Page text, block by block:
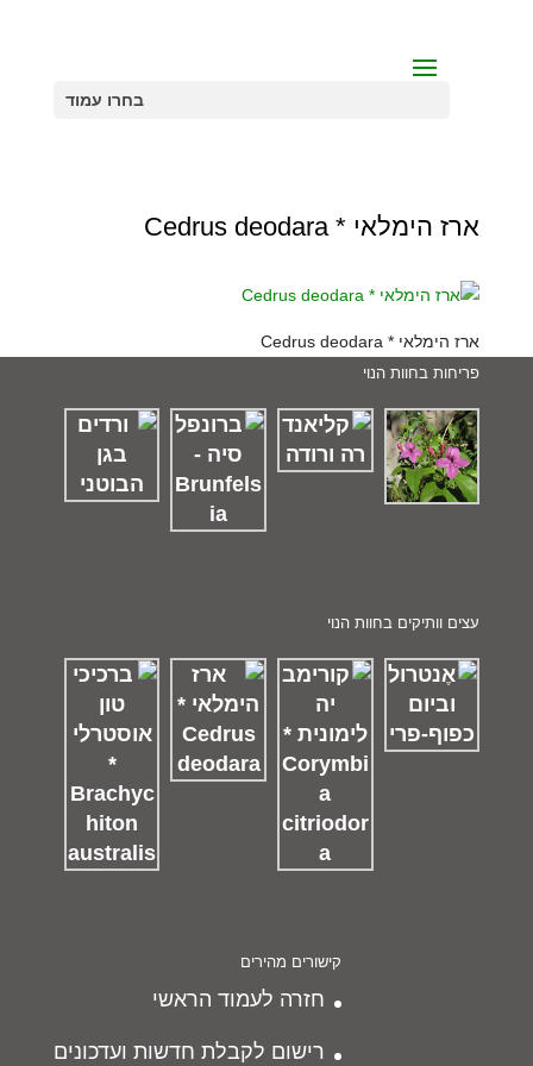
בחרו עמוד
ארז הימלאי * Cedrus deodara
ארז הימלאי * Cedrus deodara
פריחות בחוות הנוי
עצים וותיקים בחוות הנוי
קישורים מהירים
חזרה לעמוד הראשי
רישום לקבלת חדשות ועדכונים